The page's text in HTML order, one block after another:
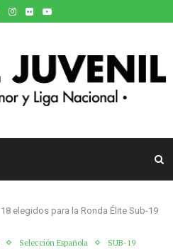
18 elegidos para la Ronda Élite Sub-19
Selección Española SUB-19